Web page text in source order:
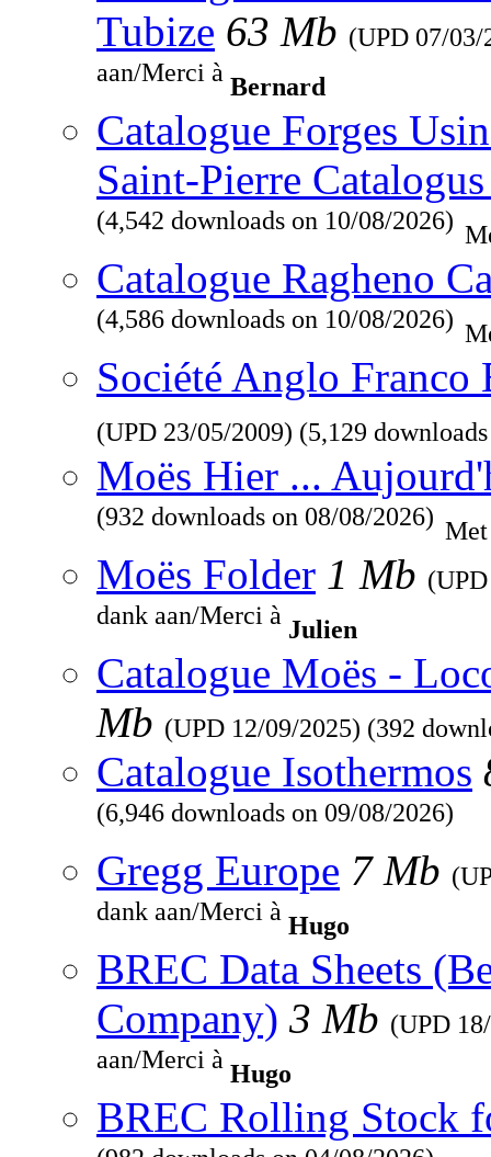
Tubize 63 Mb (UPD 07/03/
aan/Merci à Bernard
Catalogue Forges
Saint-Pierre
(4,542 downloads on 10/08/2026)
Catalogue Ragheno
(4,586 downloads on 10/08/2026)
Société Anglo
(UPD 23/05/2009) (5,129
Moës Hier ...
(932 downloads on 08/08/2026)
Moës Folder 1 Mb
dank aan/Merci à Julien
Catalogue Moës -
Mb (UPD 12/09/2025) (392
Catalogue Isothermos
(6,946 downloads on 09/08/2026)
Gregg Europe 7 Mb
dank aan/Merci à Hugo
BREC Data Sheets
Company) 3 Mb (UPD
aan/Merci à Hugo
BREC Rolling Stock